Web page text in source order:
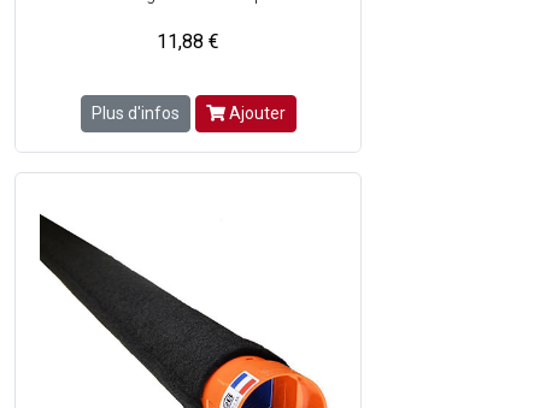
11,88 €
Plus d'infos Ajouter